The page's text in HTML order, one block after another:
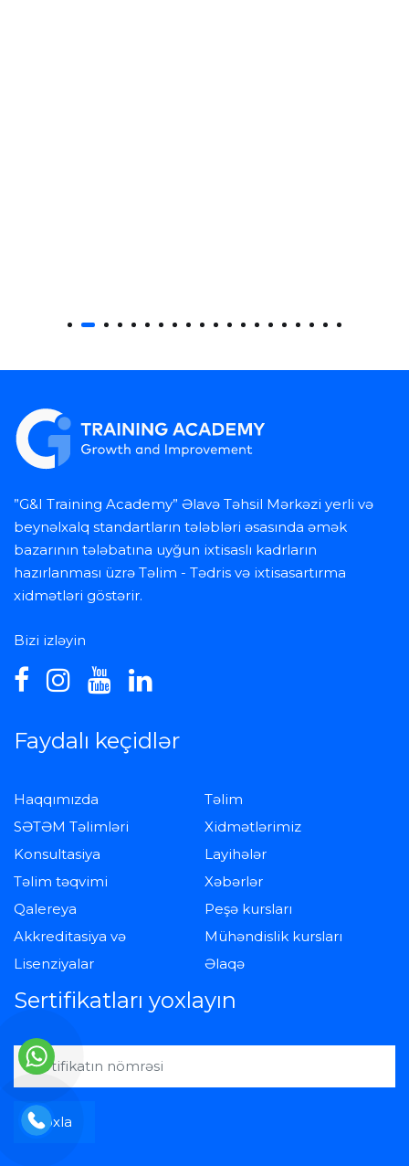
”G&I Training Academy” Əlavə Təhsil Mərkəzi yerli və
beynəlxalq standartların tələbləri əsasında əmək
bazarının tələbatına uyğun ixtisaslı kadrların
hazırlanması üzrə Təlim - Tədris və ixtisasartırma
xidmətləri göstərir.
Bizi izləyin
Faydalı keçidlər
Haqqımızda
Təlim
SƏTƏM Təlimləri
Xidmətlərimiz
Konsultasiya
Layihələr
Təlim təqvimi
Xəbərlər
Qalereya
Peşə kursları
Akkreditasiya və
Lisenziyalar
Mühəndislik kursları
Əlaqə
Sertifikatları yoxlayın
Yoxla